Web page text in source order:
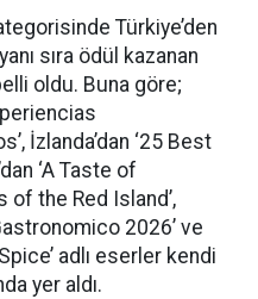
Türkiye’den
sıra ödül kazanan
oldu. Buna göre;
İzlanda’dan ‘25 Best
‘A Taste of
of the Red Island’,
2026’ ve
adlı eserler kendi
yer aldı.